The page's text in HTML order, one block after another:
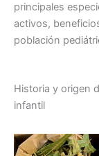
principales
activos,
población
Historia y origen
infantil